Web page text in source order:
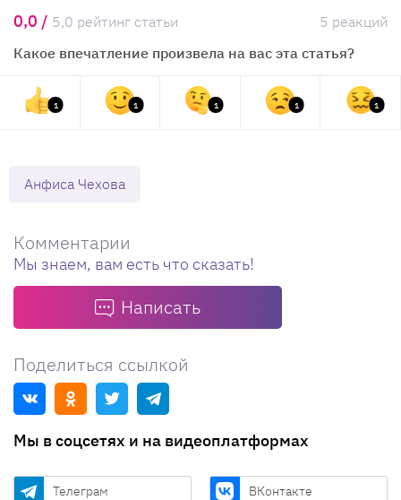
0,0 / 5,0 рейтинг статьи
5 реакций
Какое впечатление произвела на вас эта статья?
1 1 1 1 1
Анфиса Чехова
Комментарии
Мы знаем, вам есть что сказать!
Написать
Поделиться ссылкой
Мы в соцсетях и на видеоплатформах
Телеграм ВКонтакте